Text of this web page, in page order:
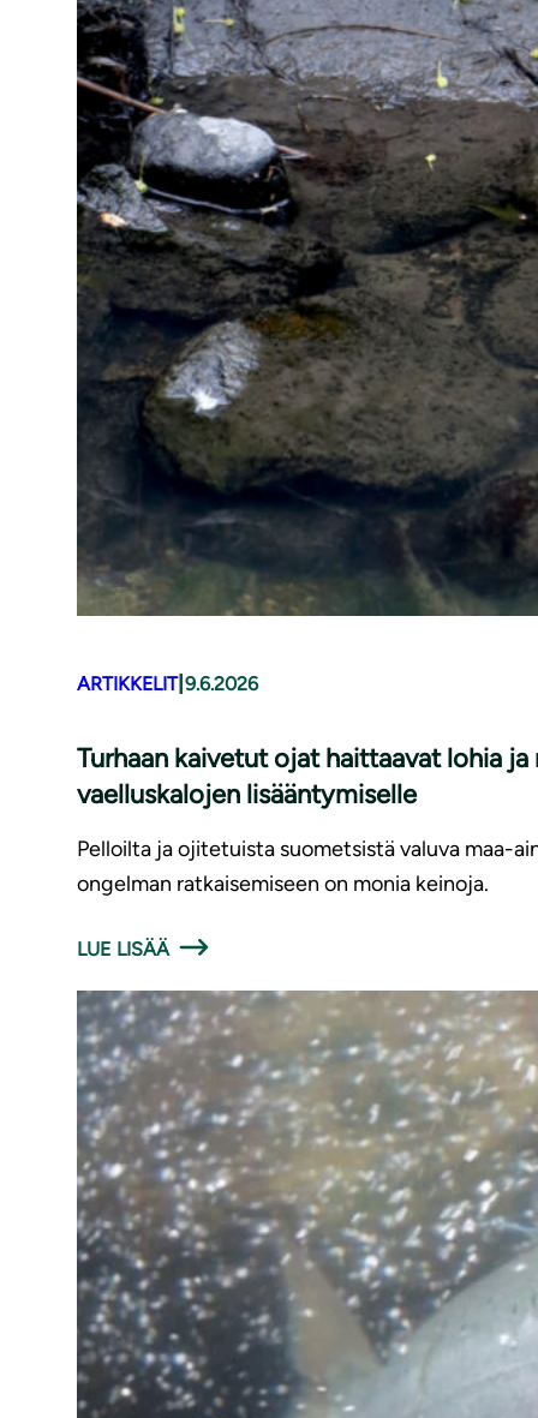
ARTIKKELIT| 9.6.2026
Turhaan kaivetut ojat haittaavat lohia
vaelluskalojen lisääntymiselle
Pelloilta ja ojitetuista suometsistä valuva maa-
ongelman ratkaisemiseen on monia keinoja.
LUE LISÄÄ